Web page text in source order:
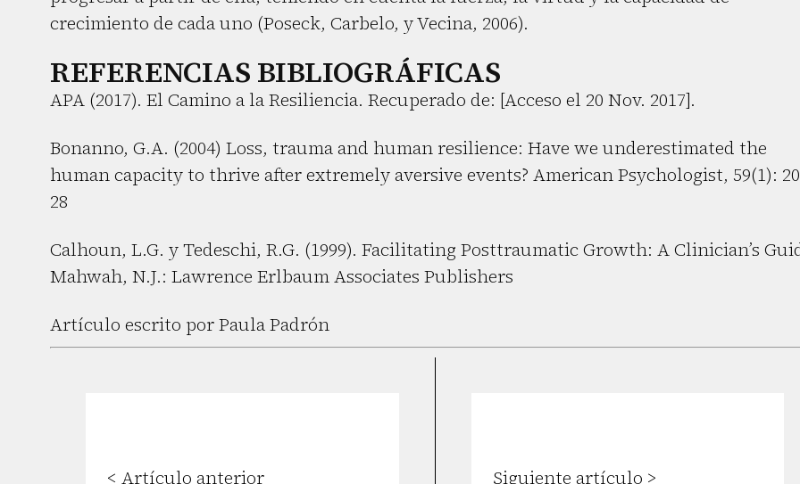
crecimiento de cada uno (Poseck, Carbelo, y Vecina, 2006).
REFERENCIAS BIBLIOGRÁFICAS
APA (2017). El Camino a la Resiliencia. Recuperado de: [Acceso el 20 Nov. 2017].
Bonanno, G.A. (2004) Loss, trauma and human resilience: Have we underestimated the
human capacity to thrive after extremely aversive events? American Psychologist, 59(1):
28
Calhoun, L.G. y Tedeschi, R.G. (1999). Facilitating Posttraumatic Growth: A Clinician’s
Mahwah, N.J.: Lawrence Erlbaum Associates Publishers
Artículo escrito por Paula Padrón
< Artículo anterior Siguiente artículo >